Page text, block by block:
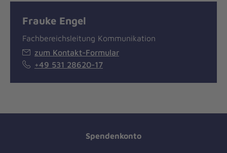
Frauke Engel
Fachbereichsleitung Kommunikation
zum Kontakt-Formular
+49 531 28620-17
Spendenkonto